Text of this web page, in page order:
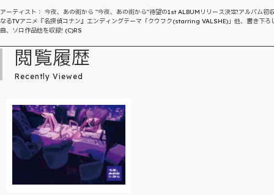
アーティスト： 今夜、あの街から "今夜、あの街から"待望の1st ALBUMリリース決定!アルバム初
なるTVアニメ『名探偵コナン』エンディングテーマ「クウフク(starring VALSHE)」他、書き下ろ
曲、ソロ作品他を収録! (C)RS
閲覧履歴
Recently Viewed